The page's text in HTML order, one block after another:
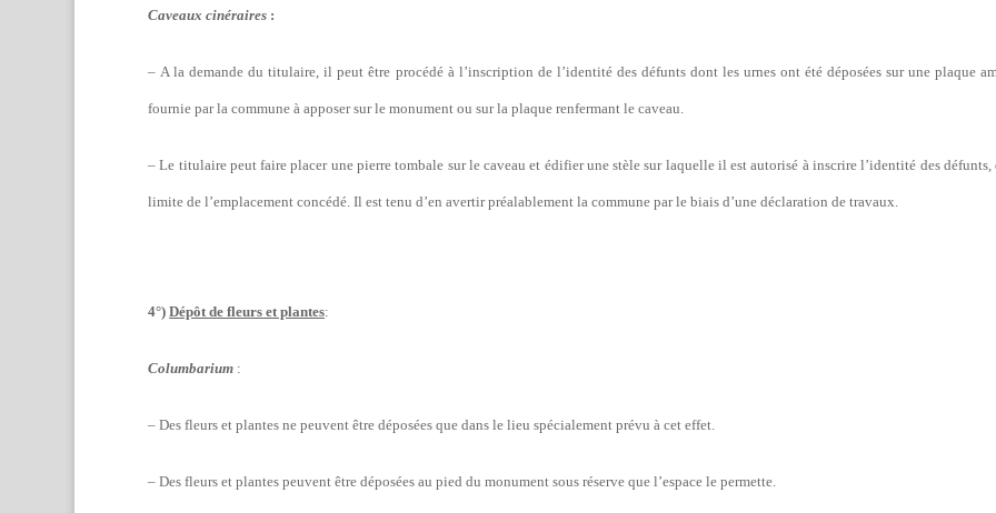
Caveaux cinéraires :
–A la demande du titulaire, il peut être procédé à l’inscription de l’identité des défunts dont les urnes ont été déposées sur une plaque
fournie par la commune à apposer sur le monument ou sur la plaque renfermant le caveau.
– Le titulaire peut faire placer une pierre tombale sur le caveau et édifier une stèle sur laquelle il est autorisé à inscrire l’identité des défunts,
limite de l’emplacement concédé. Il est tenu d’en avertir préalablement la commune par le biais d’une déclaration de travaux.
4°)Dépôt de fleurs et plantes:
Columbarium :
– Des fleurs et plantes ne peuvent être déposées que dans le lieu spécialement prévu à cet effet.
– Des fleurs et plantes peuvent être déposées au pied du monument sous réserve que l’espace le permette.